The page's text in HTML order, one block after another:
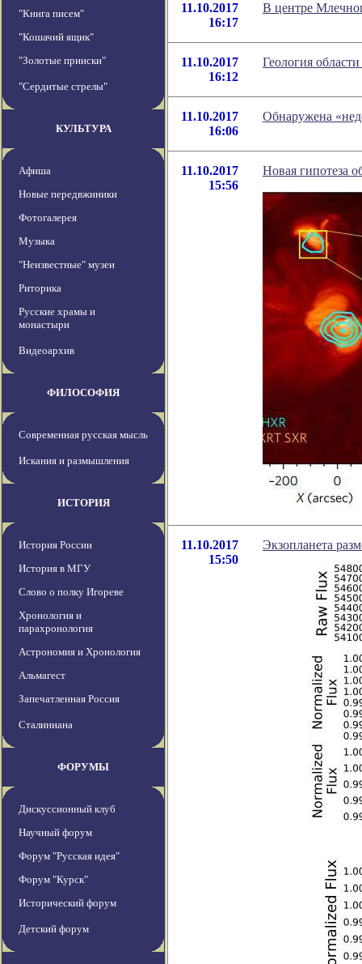
"Книга писем"
"Кошачий ящик"
"Золотые прииски"
"Сердитые стрелы"
КУЛЬТУРА
Афиша
Новые передвжиники
Фотогалерея
Музыка
"Неизвестные" музеи
Риторика
Русские храмы и
монастыри
Видеоархив
ФИЛОСОФИЯ
Современная русская мысль
Искания и размышления
ИСТОРИЯ
История России
История в МГУ
Слово о полку Игореве
Хронология и
парахронология
Астрономия и Хронология
Альмагест
Запечатленная Россия
Сталиниана
ФОРУМЫ
Дискуссионный клуб
Научный форум
Форум "Русская идея"
Форум "Курск"
Исторический форум
Детский форум
11.10.2017
16:17
В центре
11.10.2017
16:12
Геология
11.10.2017
16:06
Обнаружена
11.10.2017
15:56
Новая гипотеза
11.10.2017
15:50
Экзопланета